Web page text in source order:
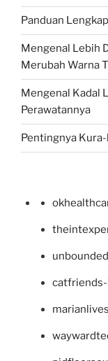
Panduan
Mengenal Lebih
Merubah Warna
Mengenal Kadal
Perawatannya
Pentingnya